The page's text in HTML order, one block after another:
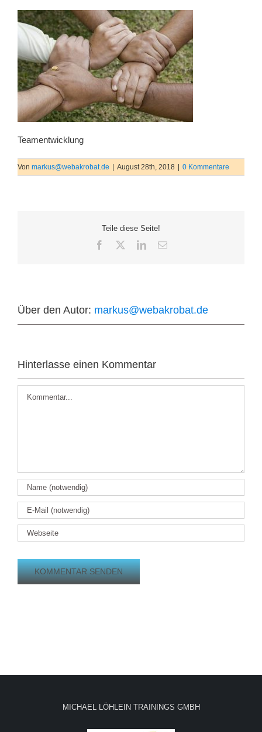
Teamentwicklung
Von markus@webakrobat.de | August 28th, 2018 | 0 Kommentare
Teile diese Seite!
Facebook LinkedIn
E-
Über den Autor: markus@webakrobat.de
Hinterlasse einen Kommentar
MICHAEL LÖHLEIN TRAININGS GMBH